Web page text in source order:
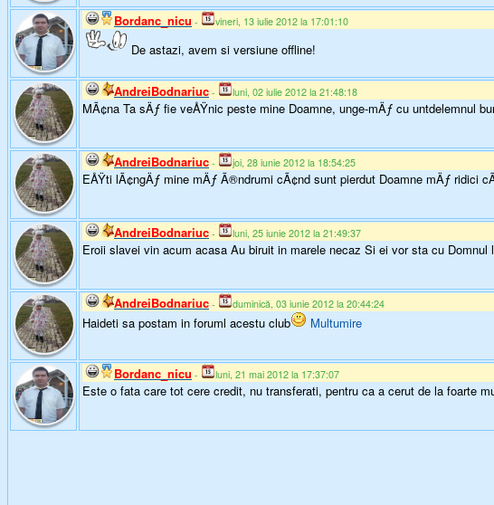
Bordanc_nicu - vineri, 13 iulie 2012 la 17:01:10
De astazi, avem si versiune offline!
AndreiBodnariuc - luni, 02 iulie 2012 la 21:48:18
MÃ¢na Ta sÄƒ fie veÅŸnic peste mine Doamne, unge-mÄƒ cu untdelemnul
AndreiBodnariuc - joi, 28 iunie 2012 la 18:54:25
EÅŸti lÃ¢ngÄƒ mine mÄƒ Ã®ndrumi cÃ¢nd sunt pierdut Doamne mÄƒ ridici
AndreiBodnariuc - luni, 25 iunie 2012 la 21:49:37
Eroii slavei vin acum acasa Au biruit in marele necaz Si ei vor sta cu
AndreiBodnariuc - duminică, 03 iunie 2012 la 20:44:24
Haideti sa postam in foruml acestu club Multumire
Bordanc_nicu - luni, 21 mai 2012 la 17:37:07
Este o fata care tot cere credit, nu transferati, pentru ca a cerut de la foarte